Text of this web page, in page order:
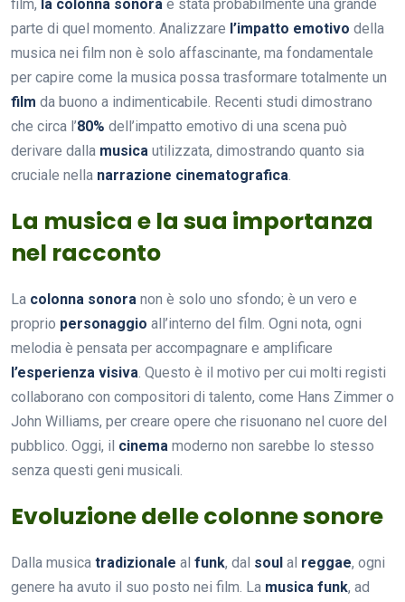
film, la colonna sonora è stata probabilmente una grande
parte di quel momento. Analizzare l’impatto emotivo della
musica nei film non è solo affascinante, ma fondamentale
per capire come la musica possa trasformare totalmente un
film da buono a indimenticabile. Recenti studi dimostrano
che circa l’80% dell’impatto emotivo di una scena può
derivare dalla musica utilizzata, dimostrando quanto sia
cruciale nella narrazione cinematografica.
La musica e la sua importanza
nel racconto
La colonna sonora non è solo uno sfondo; è un vero e
proprio personaggio all’interno del film. Ogni nota, ogni
melodia è pensata per accompagnare e amplificare
l’esperienza visiva. Questo è il motivo per cui molti registi
collaborano con compositori di talento, come Hans Zimmer o
John Williams, per creare opere che risuonano nel cuore del
pubblico. Oggi, il cinema moderno non sarebbe lo stesso
senza questi geni musicali.
Evoluzione delle colonne sonore
Dalla musica tradizionale al funk, dal soul al reggae, ogni
genere ha avuto il suo posto nei film. La musica funk, ad